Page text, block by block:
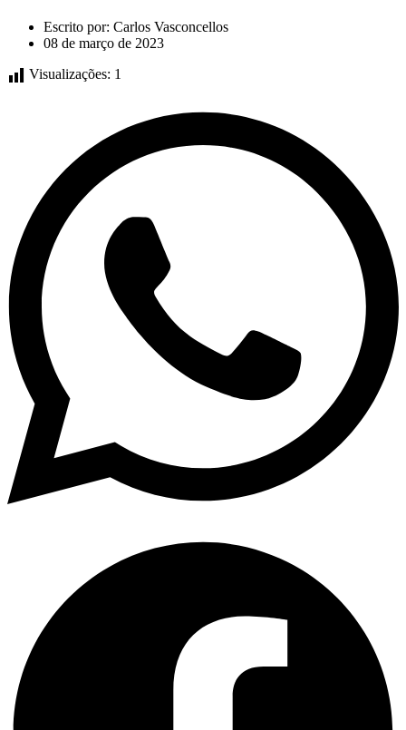
Escrito por: Carlos Vasconcellos
08 de março de 2023
Visualizações: 1